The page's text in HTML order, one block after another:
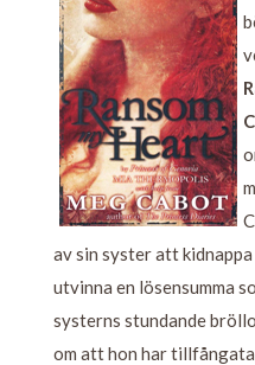
av sin syster att
utvinna en lösensumma
systerns stundande
om att hon har